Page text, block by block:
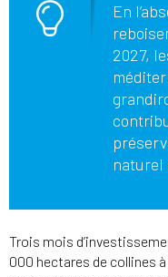
En
2027,
naturel
Trois mois
000 hectares de collines